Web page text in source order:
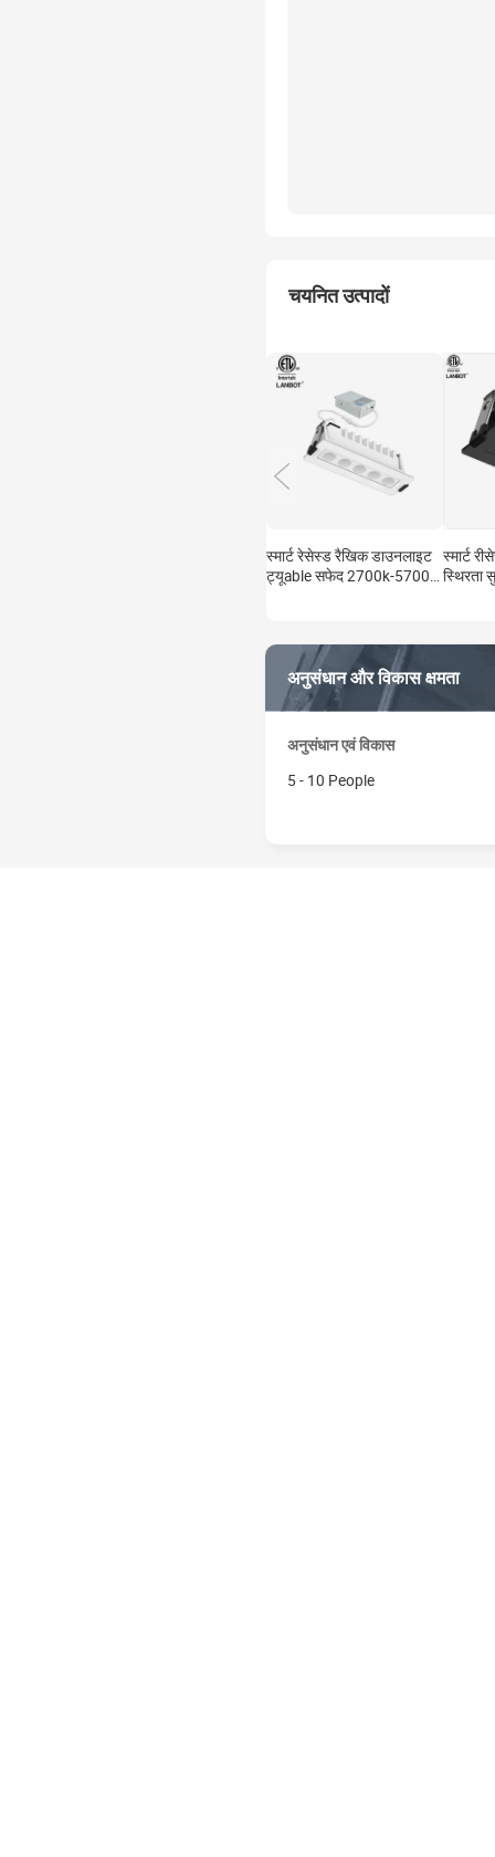
चयनित उत्पादों
स्मार्ट रेसेस्ड रैखिक डाउनलाइट
ट्यूable सफेद 2700k-5700k
स्मार्ट
स्थिरता
अनुसंधान और विकास क्षमता
अनुसंधान एवं विकास
5 - 10 People